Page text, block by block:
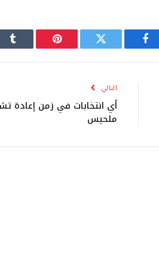
فيسبوك تويتر بينتيريست
التالي
أي انتخابات في زمن إعادة
ملحيس